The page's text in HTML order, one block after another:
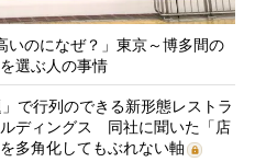
いのになぜ？」東京～博多間の
選ぶ人の事情
で行列のできる新形態レストラ
ディングス 同社に聞いた「店
多角化してもぶれない軸